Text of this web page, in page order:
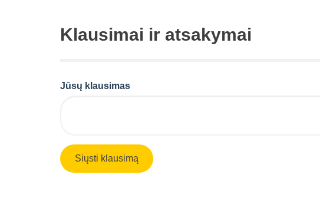
Klausimai ir atsakymai
Jūsų klausimas